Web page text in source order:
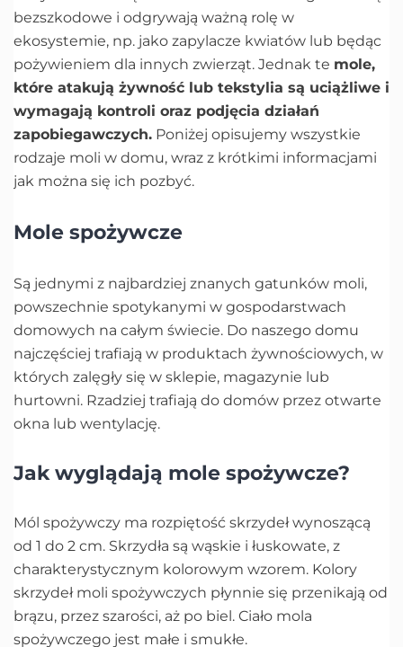
bezszkodowe i odgrywają ważną rolę w
ekosystemie, np. jako zapylacze kwiatów lub będąc
pożywieniem dla innych zwierząt. Jednak te mole,
które atakują żywność lub tekstylia są uciążliwe i
wymagają kontroli oraz podjęcia działań
zapobiegawczych. Poniżej opisujemy wszystkie
rodzaje moli w domu, wraz z krótkimi informacjami
jak można się ich pozbyć.
Mole spożywcze
Są jednymi z najbardziej znanych gatunków moli,
powszechnie spotykanymi w gospodarstwach
domowych na całym świecie. Do naszego domu
najczęściej trafiają w produktach żywnościowych, w
których zalęgły się w sklepie, magazynie lub
hurtowni. Rzadziej trafiają do domów przez otwarte
okna lub wentylację.
Jak wyglądają mole spożywcze?
Mól spożywczy ma rozpiętość skrzydeł wynoszącą
od 1 do 2 cm. Skrzydła są wąskie i łuskowate, z
charakterystycznym kolorowym wzorem. Kolory
skrzydeł moli spożywczych płynnie się przenikają od
brązu, przez szarości, aż po biel. Ciało mola
spożywczego jest małe i smukłe.